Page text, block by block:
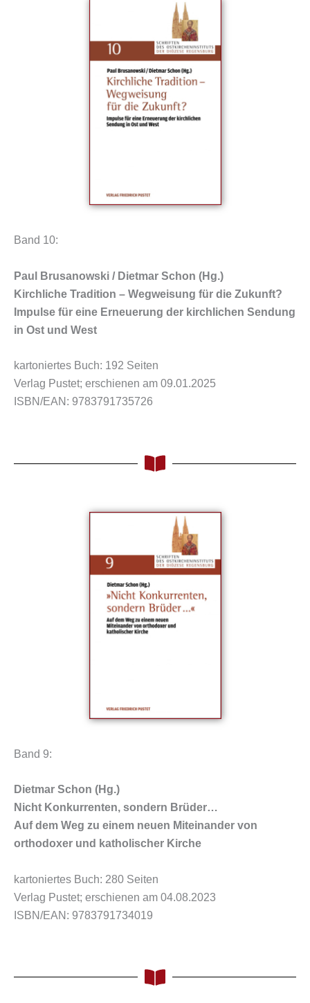
Band 10:
Paul Brusanowski / Dietmar Schon (Hg.)
Kirchliche Tradition – Wegweisung für die Zukunft?
Impulse für eine Erneuerung der kirchlichen Sendung
in Ost und West
kartoniertes Buch: 192 Seiten
Verlag Pustet; erschienen am 09.01.2025
ISBN/EAN: 9783791735726
Band 9:
Dietmar Schon (Hg.)
Nicht Konkurrenten, sondern Brüder…
Auf dem Weg zu einem neuen Miteinander von
orthodoxer und katholischer Kirche
kartoniertes Buch: 280 Seiten
Verlag Pustet; erschienen am 04.08.2023
ISBN/EAN: 9783791734019